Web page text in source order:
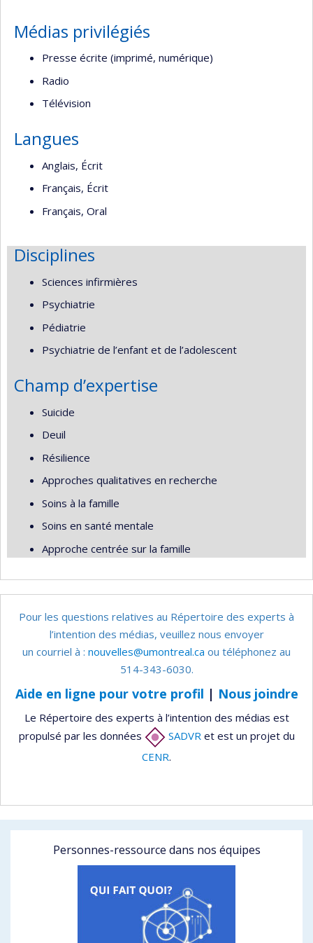
Médias privilégiés
Presse écrite (imprimé, numérique)
Radio
Télévision
Langues
Anglais, Écrit
Français, Écrit
Français, Oral
Disciplines
Sciences infirmières
Psychiatrie
Pédiatrie
Psychiatrie de l’enfant et de l’adolescent
Champ d’expertise
Suicide
Deuil
Résilience
Approches qualitatives en recherche
Soins à la famille
Soins en santé mentale
Approche centrée sur la famille
Pour les questions relatives au Répertoire des experts à
l’intention des médias, veuillez nous envoyer
un courriel à : nouvelles@umontreal.ca ou téléphonez au
514-343-6030.
Aide en ligne pour votre profil | Nous joindre
Le Répertoire des experts à l’intention des médias est
propulsé par les données
SADVRet est un projet du
CENR.
Personnes-ressource dans nos équipes